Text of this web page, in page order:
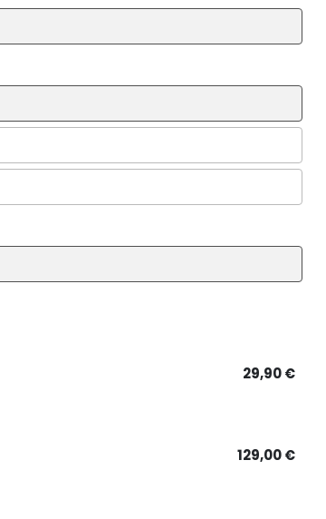
29,90€
129,00€